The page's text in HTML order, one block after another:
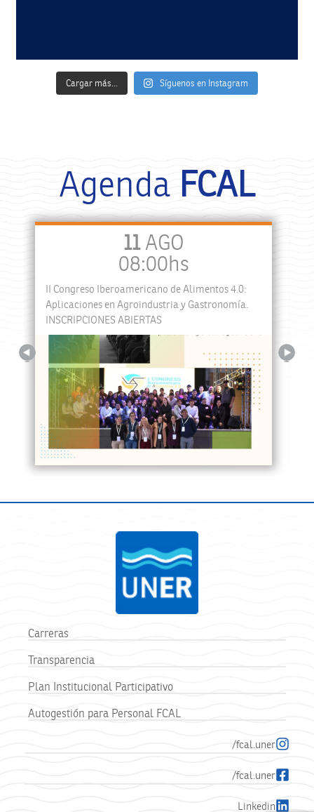
Cargar más... Síguenos en Instagram
Agenda FCAL
Previous
11 AGO
08:00hs
II Congreso Iberoamericano de Alimentos 4.0:
Aplicaciones en Agroindustria y Gastronomía.
INSCRIPCIONES ABIERTAS
Next
Carreras
Transparencia
Plan Institucional Participativo
Autogestión para Personal FCAL
/fcal.uner
/fcal.uner
Linkedin